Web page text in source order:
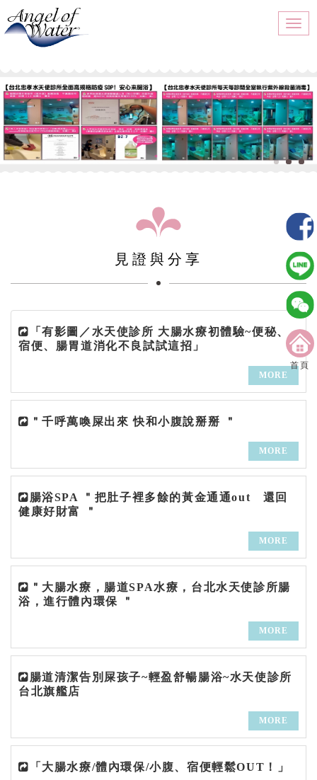
首頁
見證與分享
「有影圖／水天使診所 大腸水療初體驗~便秘、
宿便、腸胃道消化不良試試這招」
MORE
＂千呼萬喚屎出來 快和小腹說掰掰 ＂
MORE
腸浴SPA ＂把肚子裡多餘的黃金通通out 還回
健康好財富 ＂
MORE
＂大腸水療，腸道SPA水療，台北水天使診所腸
浴，進行體內環保 ＂
MORE
腸道清潔告別屎孩子~輕盈舒暢腸浴~水天使診所
台北旗艦店
MORE
「大腸水療/體內環保/小腹、宿便輕鬆OUT！」